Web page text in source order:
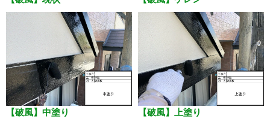
【破風】ケレン